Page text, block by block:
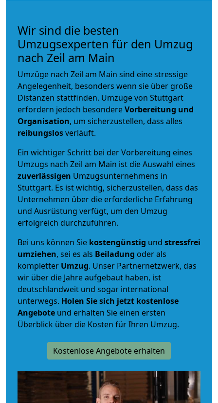
Wir sind die besten
Umzugsexperten für den Umzug
nach Zeil am Main
Umzüge nach Zeil am Main sind eine stressige
Angelegenheit, besonders wenn sie über große
Distanzen stattfinden. Umzüge von Stuttgart
erfordern jedoch besondereVorbereitung und
Organisation, um sicherzustellen, dass alles
reibungslosverläuft.
Ein wichtiger Schritt bei der Vorbereitung eines
Umzugs nach Zeil am Main ist die Auswahl eines
zuverlässigen Umzugsunternehmens in
Stuttgart. Es ist wichtig, sicherzustellen, dass das
Unternehmen über die erforderliche Erfahrung
und Ausrüstung verfügt, um den Umzug
erfolgreich durchzuführen.
Bei uns können Sie kostengünstig und stressfrei
umziehen, sei es als Beiladung oder als
kompletter Umzug. Unser Partnernetzwerk, das
wir über die Jahre aufgebaut haben, ist
deutschlandweit und sogar international
unterwegs. Holen Sie sich jetzt kostenlose
Angebote und erhalten Sie einen ersten
Überblick über die Kosten für Ihren Umzug.
Kostenlose Angebote erhalten